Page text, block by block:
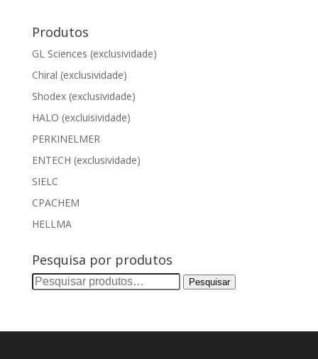
Produtos
GL Sciences (exclusividade)
Chiral (exclusividade)
Shodex (exclusividade)
HALO (excluisividade)
PERKINELMER
ENTECH (exclusividade)
SIELC
CPACHEM
HELLMA
Pesquisa por produtos
Pesquisar
Pesquisar